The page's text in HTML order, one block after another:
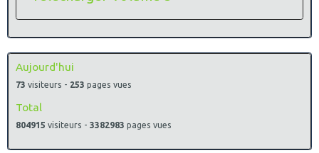
Aujourd'hui
73 visiteurs - 253 pages vues
Total
804915 visiteurs - 3382983 pages vues